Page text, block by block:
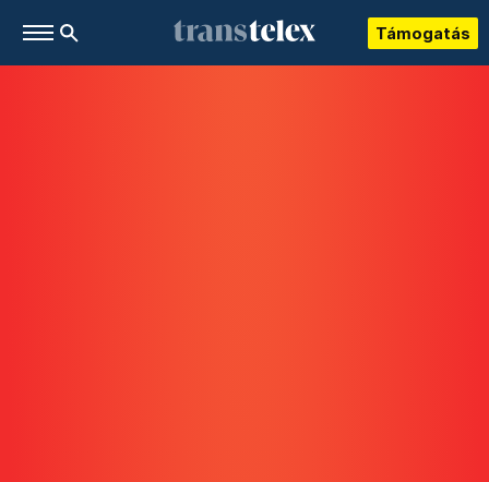
Támogatás